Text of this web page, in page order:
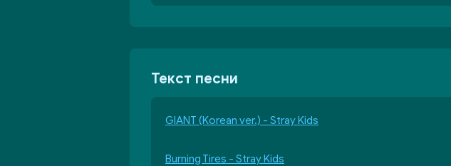
Текст песни
GIANT (Korean ver.) - Stray Kids
Burning Tires - Stray Kids